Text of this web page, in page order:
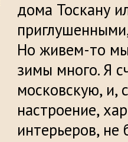
дома Тоскану
Но живем-то мы
зимы много. Я
московскую, и,
настроение,
интерьеров, не